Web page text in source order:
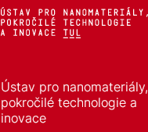
Ústav pro nanomateriály,
pokročilé technologie a
inovace